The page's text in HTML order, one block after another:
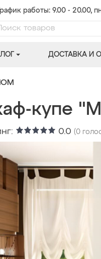
График работы: 9.00 - 20.00,
ДОСТАВКА И
купе
0.0 (0